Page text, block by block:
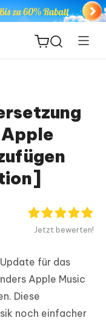
Jetzt bewerten!
für das
Apple Music
Diese
noch einfacher